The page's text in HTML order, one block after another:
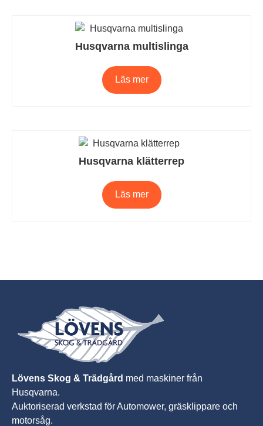
Husqvarna multislinga
Läs mer
Husqvarna klätterrep
Läs mer
Lövens Skog & Trädgård med maskiner från
Husqvarna.
Auktoriserad verkstad för Automower, gräsklippare och
motorsåg.